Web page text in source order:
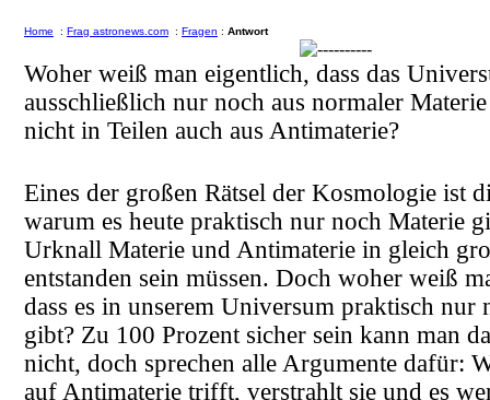
Home : Frag astronews.com : Fragen : Antwort
Woher weiß man eigentlich, dass das
ausschließlich nur noch aus normaler
nicht in Teilen auch aus Antimaterie?
Eines der großen Rätsel der Kosmologie ist
warum es heute praktisch nur noch Materie
Urknall Materie und Antimaterie in gleich
entstanden sein müssen. Doch woher weiß
dass es in unserem Universum praktisch nur
gibt? Zu 100 Prozent sicher sein kann man
nicht, doch sprechen alle Argumente dafür:
auf Antimaterie trifft, verstrahlt sie und es